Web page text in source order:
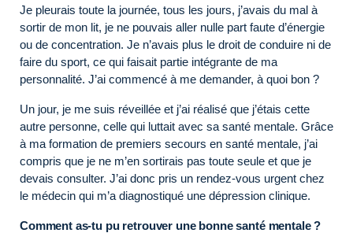
Je pleurais toute la journée, tous les jours, j’avais du mal à
sortir de mon lit, je ne pouvais aller nulle part faute d’énergie
ou de concentration. Je n’avais plus le droit de conduire ni de
faire du sport, ce qui faisait partie intégrante de ma
personnalité. J’ai commencé à me demander, à quoi bon ?
Un jour, je me suis réveillée et j’ai réalisé que j’étais cette
autre personne, celle qui luttait avec sa santé mentale. Grâce
à ma formation de premiers secours en santé mentale, j’ai
compris que je ne m’en sortirais pas toute seule et que je
devais consulter. J’ai donc pris un rendez-vous urgent chez
le médecin qui m’a diagnostiqué une dépression clinique.
Comment as-tu pu retrouver une bonne santé mentale ?